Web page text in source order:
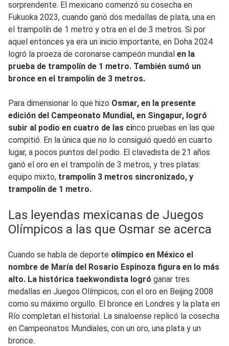
sorprendente. El mexicano comenzó su cosecha en
Fukuoka 2023, cuando ganó dos medallas de plata, una en
el trampolín de 1 metro y otra en el de 3 metros. Si por
aquel entonces ya era un inicio importante, en Doha 2024
logró la proeza de coronarse campeón mundial en la
prueba de trampolín de 1 metro. También sumó un
bronce en el trampolín de 3 metros.
Para dimensionar lo que hizo Osmar, en la presente
edición del Campeonato Mundial, en Singapur, logró
subir al podio en cuatro de las cinco pruebas en las que
compitió. En la única que no lo consiguió quedó en cuarto
lugar, a pocos puntos del podio. El clavadista de 21 años
ganó el oro en el trampolín de 3 metros, y tres platas:
equipo mixto, trampolín 3 metros sincronizado, y
trampolín de 1 metro.
Las leyendas mexicanas de Juegos
Olímpicos a las que Osmar se acerca
Cuando se habla de deporte olímpico en México el
nombre de María del Rosario Espinoza figura en lo más
alto. La histórica taekwondista logró ganar tres
medallas en Juegos Olímpicos, con el oro en Beijing 2008
como su máximo orgullo. El bronce en Londres y la plata en
Río completan el historial. La sinaloense replicó la cosecha
en Campeonatos Mundiales, con un oro, una plata y un
bronce.